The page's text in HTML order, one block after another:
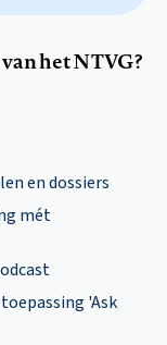
het NTVG?
en dossiers
mét
'Ask